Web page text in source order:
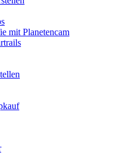
mit Planetencam